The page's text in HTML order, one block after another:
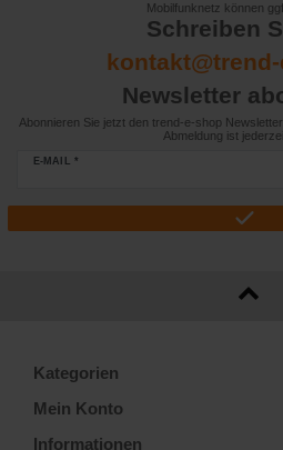
Mobilfunknetz können
Schreiben
Newsletter
Abonnieren Sie jetzt den trend-e-shop
Abmeldung ist
E-MAIL *
Kategorien
Mein Konto
Informationen